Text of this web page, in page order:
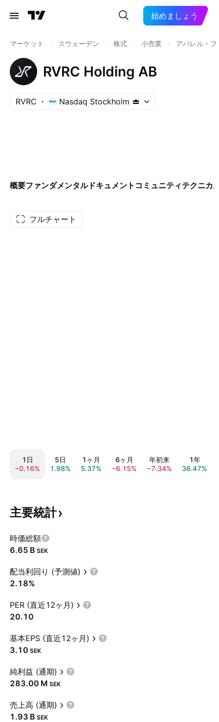
始めましょう
マーケット スウェーデン 株式 小売業 アパレル・
RVRC Holding AB
RVRC Nasdaq Stockholm
概要ファンダメンタルドキュメント コミュニティテクニカ
フルチャート
1日
−0.16%
5日
1.98%
1ヶ月
5.37%
6ヶ月
−6.15%
年初来
−7.34%
1年
36.47%
主要統計
時価総額
‪6.65 B‬ SEK
配当利回り (予測値)
2.18%
PER (直近12ヶ月)
20.10
基本EPS (直近12ヶ月)
3.10 SEK
純利益 (通期)
‪283.00 M‬ SEK
売上高 (通期)
‪1.93 B‬ SEK